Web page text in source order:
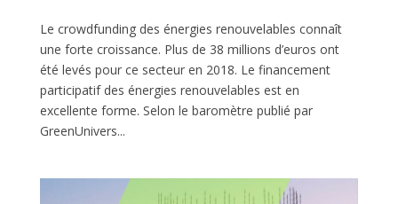
Le crowdfunding des énergies renouvelables connaît
une forte croissance. Plus de 38 millions d’euros ont
été levés pour ce secteur en 2018. Le financement
participatif des énergies renouvelables est en
excellente forme. Selon le baromètre publié par
GreenUnivers...